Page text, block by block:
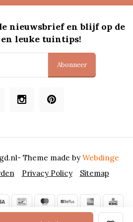
nieuwsbrief en blijf op de
leuke tuintips!
Abonneer
Privacy Policy Sitemap
- Theme made byWebdinge